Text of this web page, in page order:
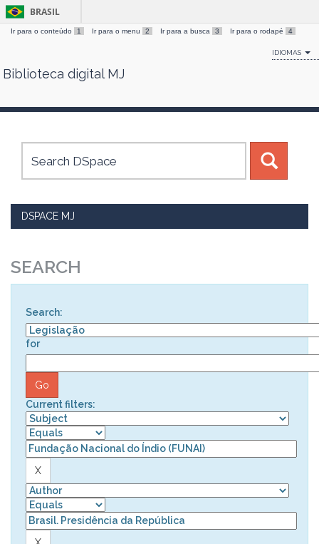
Skip
BRASIL
Ir para o conteúdo 1 Ir para o menu 2 Ir para a busca 3 Ir para o rodapé 4
IDIOMAS
Biblioteca digital MJ
DSPACE MJ
SEARCH
Search:
for
Current filters: